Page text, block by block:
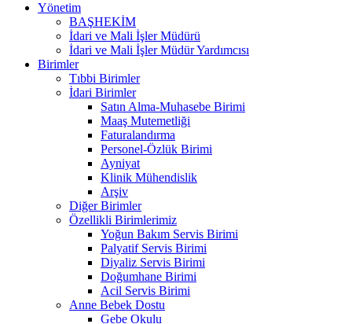
Yönetim
BAŞHEKİM
İdari ve Mali İşler Müdürü
İdari ve Mali İşler Müdür Yardımcısı
Birimler
Tıbbi Birimler
İdari Birimler
Satın Alma-Muhasebe Birimi
Maaş Mutemetliği
Faturalandırma
Personel-Özlük Birimi
Ayniyat
Klinik Mühendislik
Arşiv
Diğer Birimler
Özellikli Birimlerimiz
Yoğun Bakım Servis Birimi
Palyatif Servis Birimi
Diyaliz Servis Birimi
Doğumhane Birimi
Acil Servis Birimi
Anne Bebek Dostu
Gebe Okulu